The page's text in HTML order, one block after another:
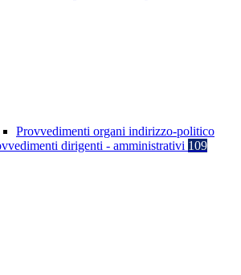
Provvedimenti organi indirizzo-politico
dirigenti - amministrativi 109